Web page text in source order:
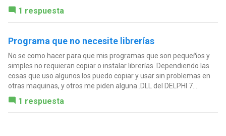
1 respuesta
Programa que no necesite librerías
No se como hacer para que mis programas que son pequeños y
simples no requieran copiar o instalar librerías. Dependiendo las
cosas que uso algunos los puedo copiar y usar sin problemas en
otras maquinas, y otros me piden alguna .DLL del DELPHI 7....
1 respuesta